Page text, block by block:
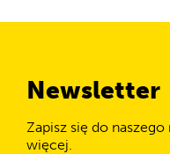
Newsletter
Zapisz się do
więcej.